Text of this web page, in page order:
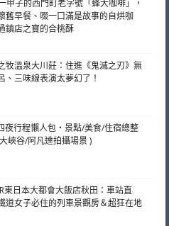
甲子的西門町老字號「蜂大咖啡」，
舊早餐、啜一口滿是故事的自烘咖
鎮店之寶的合桃酥
牧溫泉大川莊：住進《鬼滅之刃》無
、三味線表演太夢幻了！
夜行程懶人包・景點/美食/住宿總整
峽谷/阿凡達拍攝場景 )
東日本大都會大飯店秋田：車站直
道女子必住的列車景觀房＆超狂在地